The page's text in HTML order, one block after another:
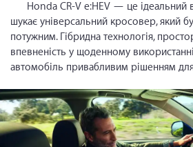
Honda CR-V e:HEV — це ідеальний
шукає універсальний кросовер, який
потужним. Гібридна технологія,
впевненість у щоденному
автомобіль привабливим рішенням